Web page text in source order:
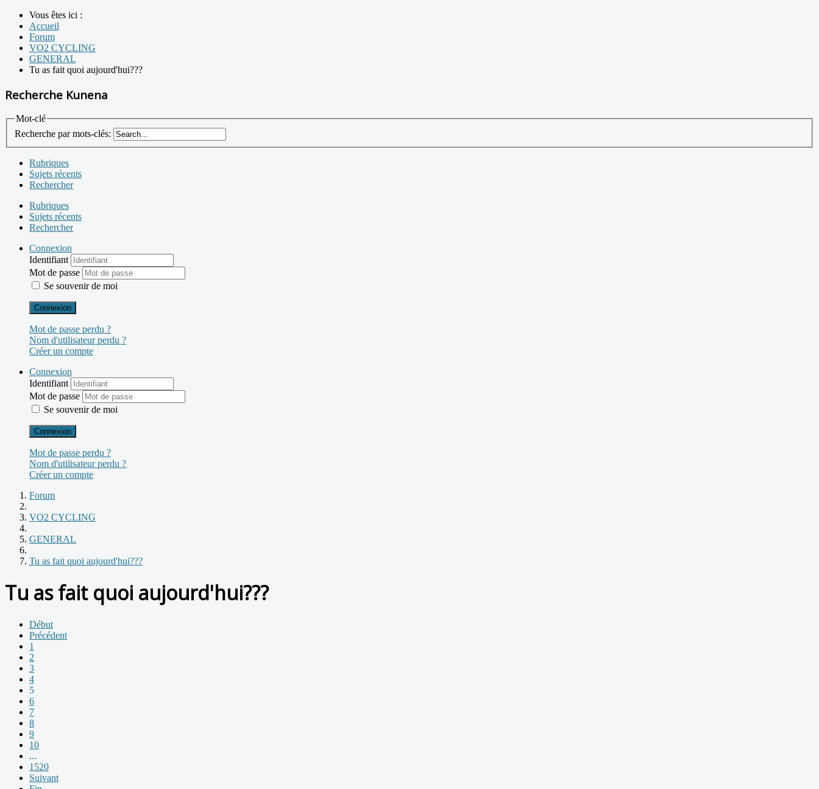
Vous êtes ici :
Accueil
Forum
VO2 CYCLING
GENERAL
Tu as fait quoi aujourd'hui???
Recherche Kunena
Mot-clé
Recherche par mots-clés:
Rubriques
Sujets récents
Rechercher
Rubriques
Sujets récents
Rechercher
Connexion
Identifiant
Mot de passe
Se souvenir de moi
Connexion
Mot de passe perdu ?
Nom d'utilisateur perdu ?
Créer un compte
Connexion
Identifiant
Mot de passe
Se souvenir de moi
Connexion
Mot de passe perdu ?
Nom d'utilisateur perdu ?
Créer un compte
Forum
VO2 CYCLING
GENERAL
Tu as fait quoi aujourd'hui???
Tu as fait quoi aujourd'hui???
Début
Précédent
1
2
3
4
5
6
7
8
9
10
...
1520
Suivant